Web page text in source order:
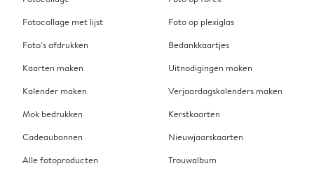
Fotocollage met lijst
Foto’s afdrukken
Kaarten maken
Kalender maken
Mok bedrukken
Cadeaubonnen
Alle fotoproducten
Foto op plexiglas
Bedankkaartjes
Uitnodigingen maken
Verjaardagskalenders maken
Kerstkaarten
Nieuwjaarskaarten
Trouwalbum